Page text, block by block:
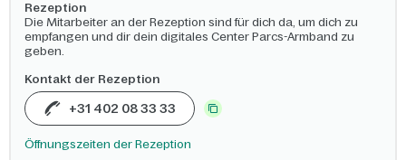
Rezeption
Die Mitarbeiter an der Rezeption sind für dich da, um dich zu
empfangen und dir dein digitales Center Parcs-Armband zu
geben.
Kontakt der Rezeption
+31 402 08 33 33
Öffnungszeiten der Rezeption